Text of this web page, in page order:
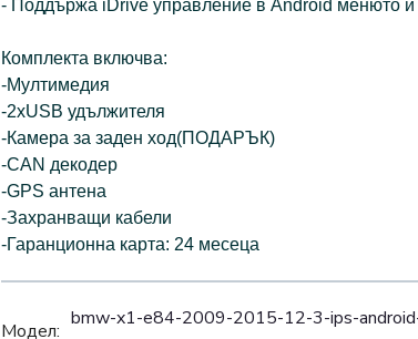
- Поддържа iDrive управление в Android менюто и
Комплекта включва:
-Мултимедия
-2xUSB удължителя
-Камера за заден ход(ПОДАРЪК)
-СAN декодер
-GPS антена
-Захранващи кабели
-Гаранционна карта: 24 месеца
Модел:
bmw-x1-e84-2009-2015-12-3-ips-